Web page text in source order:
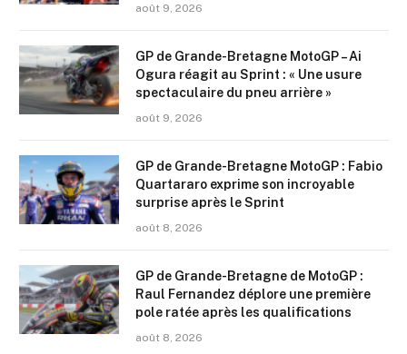
août 9, 2026
GP de Grande-Bretagne MotoGP – Ai
Ogura réagit au Sprint : « Une usure
spectaculaire du pneu arrière »
août 9, 2026
GP de Grande-Bretagne MotoGP : Fabio
Quartararo exprime son incroyable
surprise après le Sprint
août 8, 2026
GP de Grande-Bretagne de MotoGP :
Raul Fernandez déplore une première
pole ratée après les qualifications
août 8, 2026